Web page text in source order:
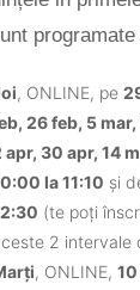
, ONLINE, pe
26 feb, 5 mar,
apr, 30 apr, 14
la 11:10 și
(te poți
2 intervale
, ONLINE,